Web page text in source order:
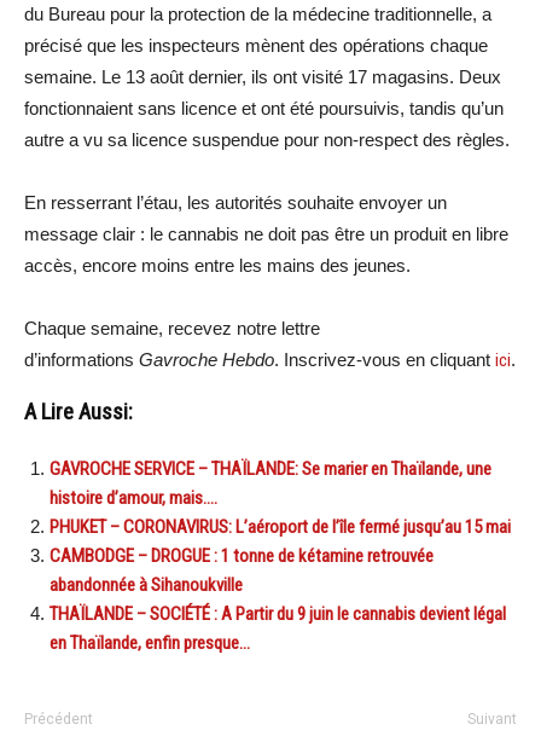
du Bureau pour la protection de la médecine traditionnelle, a
précisé que les inspecteurs mènent des opérations chaque
semaine. Le 13 août dernier, ils ont visité 17 magasins. Deux
fonctionnaient sans licence et ont été poursuivis, tandis qu’un
autre a vu sa licence suspendue pour non-respect des règles.
En resserrant l’étau, les autorités souhaite envoyer un
message clair : le cannabis ne doit pas être un produit en libre
accès, encore moins entre les mains des jeunes.
Chaque semaine, recevez notre lettre
d’informations Gavroche Hebdo. Inscrivez-vous en cliquant ici.
A Lire Aussi:
GAVROCHE SERVICE – THAÏLANDE: Se marier en Thaïlande, une
histoire d’amour, mais….
PHUKET – CORONAVIRUS: L’aéroport de l’île fermé jusqu’au 15 mai
CAMBODGE – DROGUE : 1 tonne de kétamine retrouvée
abandonnée à Sihanoukville
THAÏLANDE – SOCIÉTÉ : A Partir du 9 juin le cannabis devient légal
en Thaïlande, enfin presque…
Précédent Suivant